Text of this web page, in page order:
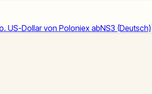
US-Dollar von Poloniex abNS3 (Deutsch)